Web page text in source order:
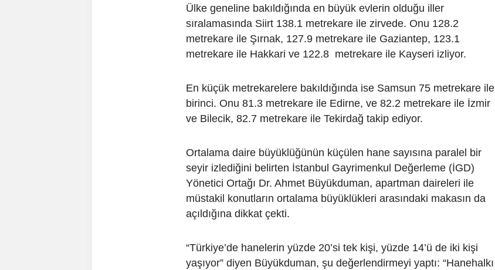
Ülke geneline bakıldığında en büyük evlerin olduğu iller
sıralamasında Siirt 138.1 metrekare ile zirvede. Onu 128.2
metrekare ile Şırnak, 127.9 metrekare ile Gaziantep, 123.1
metrekare ile Hakkari ve 122.8 metrekare ile Kayseri izliyor.
En küçük metrekarelere bakıldığında ise Samsun 75 metrekare ile
birinci. Onu 81.3 metrekare ile Edirne, ve 82.2 metrekare ile İzmir
ve Bilecik, 82.7 metrekare ile Tekirdağ takip ediyor.
Ortalama daire büyüklüğünün küçülen hane sayısına paralel bir
seyir izlediğini belirten İstanbul Gayrimenkul Değerleme (İGD)
Yönetici Ortağı Dr. Ahmet Büyükduman, apartman daireleri ile
müstakil konutların ortalama büyüklükleri arasındaki makasın da
açıldığına dikkat çekti.
“Türkiye’de hanelerin yüzde 20’si tek kişi, yüzde 14’ü de iki kişi
yaşıyor” diyen Büyükduman, şu değerlendirmeyi yaptı: “Hanehalkı